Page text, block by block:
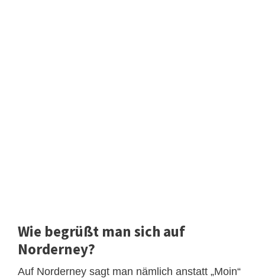
Wie begrüßt man sich auf
Norderney?
Auf Norderney sagt man nämlich anstatt „Moin“